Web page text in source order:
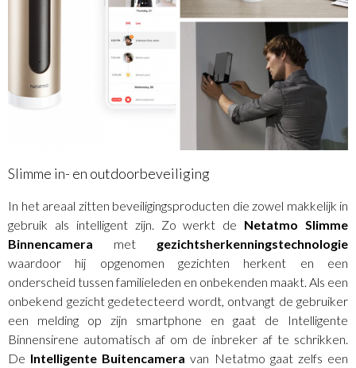
Slimme in- en outdoorbeveiliging
In het areaal zitten beveiligingsproducten die zowel makkelijk in
gebruik als intelligent zijn. Zo werkt de Netatmo Slimme
Binnencamera met gezichtsherkenningstechnologie
waardoor hij opgenomen gezichten herkent en een
onderscheid tussen familieleden en onbekenden maakt. Als een
onbekend gezicht gedetecteerd wordt, ontvangt de gebruiker
een melding op zijn smartphone en gaat de Intelligente
Binnensirene automatisch af om de inbreker af te schrikken.
De Intelligente Buitencamera van Netatmo gaat zelfs een